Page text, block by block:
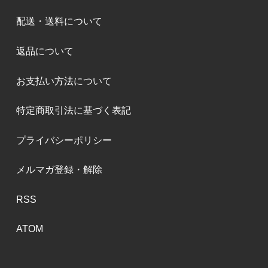
配送・送料について
返品について
お支払い方法について
特定商取引法に基づく表記
プライバシーポリシー
メルマガ登録・解除
RSS
ATOM